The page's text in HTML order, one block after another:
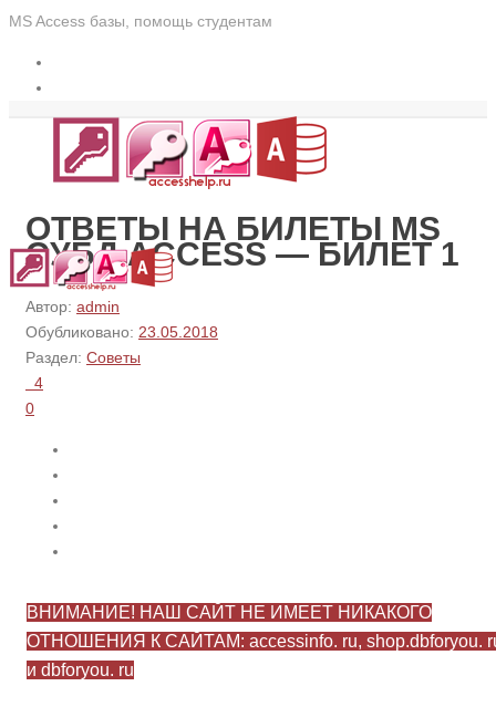
MS Access базы, помощь студентам
ОТВЕТЫ НА БИЛЕТЫ MS
СУБД ACCESS — БИЛЕТ 1
Автор: admin
Обубликовано: 23.05.2018
Раздел: Советы
4
0
ВНИМАНИЕ! НАШ САЙТ НЕ ИМЕЕТ НИКАКОГО
ОТНОШЕНИЯ К САЙТАМ: accessinfo. ru, shop.dbforyou.
и dbforyou. ru